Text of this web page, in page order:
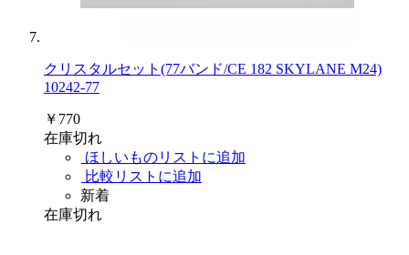
クリスタルセット(77バンド/CE 182 SKYLANE M24)
10242-77
￥770
在庫切れ
ほしいものリストに追加
比較リストに追加
新着
在庫切れ